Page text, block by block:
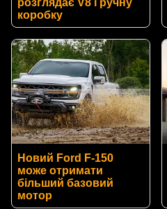
коробку
Новий Ford F-150
може отримати
більший базовий
мотор